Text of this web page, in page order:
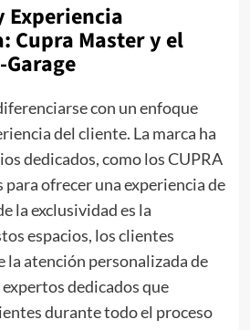
Experiencia
Cupra Master y el
Garage
con un enfoque
del cliente. La marca ha
dedicados, como los CUPRA
para ofrecer una experiencia de
la exclusividad es la
espacios, los clientes
la atención personalizada de
dedicados que
durante todo el proceso